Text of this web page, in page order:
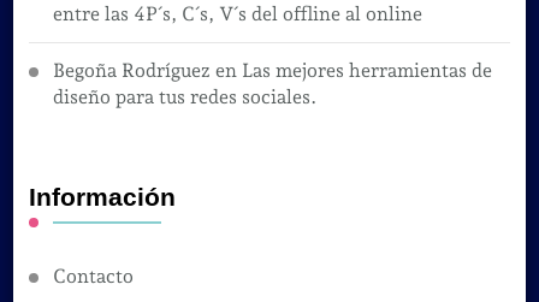
entre las 4P´s, C´s, V´s del offline al online
Begoña Rodríguez en Las mejores herramientas de
diseño para tus redes sociales.
Información
Contacto